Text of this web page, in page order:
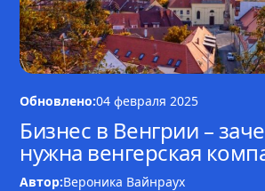
Обновлено:04 февраля 2025
Бизнес в Венгрии –
нужна венгерская
Автор:Вероника Вайнраух